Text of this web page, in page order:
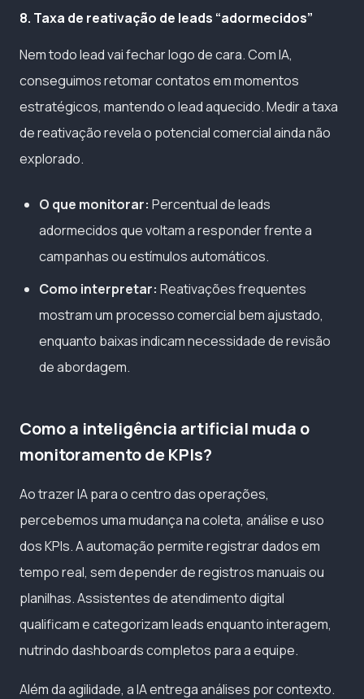
8. Taxa de reativação de leads “adormecidos”
Nem todo lead vai fechar logo de cara. Com IA,
conseguimos retomar contatos em momentos
estratégicos, mantendo o lead aquecido. Medir a taxa
de reativação revela o potencial comercial ainda não
explorado.
O que monitorar: Percentual de leads
adormecidos que voltam a responder frente a
campanhas ou estímulos automáticos.
Como interpretar: Reativações frequentes
mostram um processo comercial bem ajustado,
enquanto baixas indicam necessidade de revisão
de abordagem.
Como a inteligência artificial muda o
monitoramento de KPIs?
Ao trazer IA para o centro das operações,
percebemos uma mudança na coleta, análise e uso
dos KPIs. A automação permite registrar dados em
tempo real, sem depender de registros manuais ou
planilhas. Assistentes de atendimento digital
qualificam e categorizam leads enquanto interagem,
nutrindo dashboards completos para a equipe.
Além da agilidade, a IA entrega análises por contexto.